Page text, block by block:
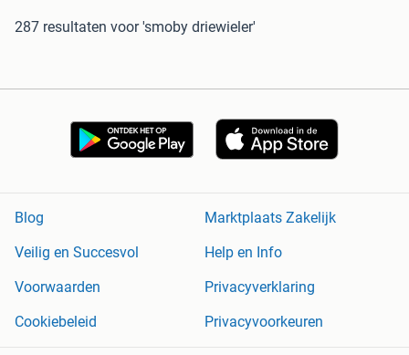
287 resultaten voor 'smoby driewieler'
Blog
Marktplaats Zakelijk
Veilig en Succesvol
Help en Info
Voorwaarden
Privacyverklaring
Cookiebeleid
Privacyvoorkeuren